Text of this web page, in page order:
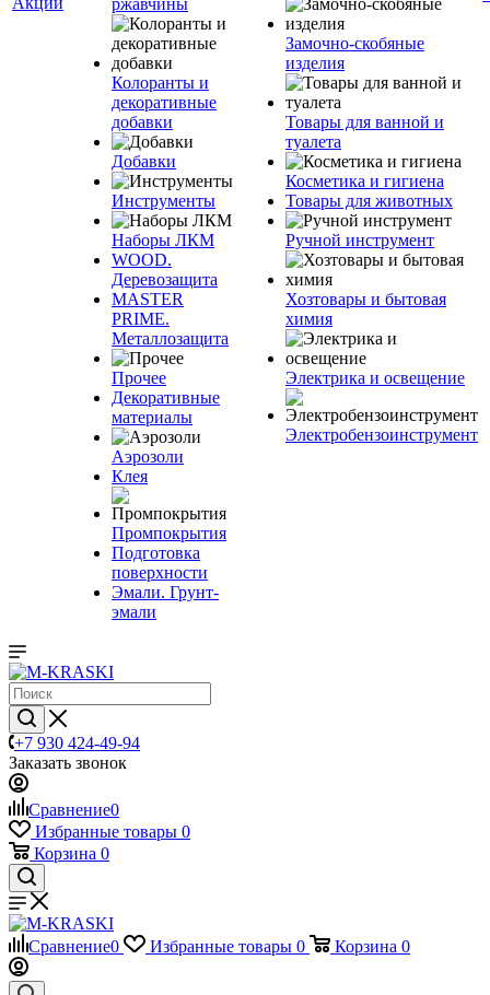
ржавчины
Колоранты и
декоративные
добавки
Добавки
Инструменты
Наборы ЛКМ
WOOD.
Деревозащита
MASTER
PRIME.
Металлозащита
Прочее
Декоративные
материалы
Аэрозоли
Клея
Промпокрытия
Подготовка
поверхности
Эмали. Грунт-
эмали
Замочно-скобяные
изделия
Товары для ванной и
туалета
Косметика и гигиена
Товары для животных
Ручной инструмент
Хозтовары и бытовая
химия
Электрика и освещение
Электробензоинструмент
+7 930 424-49-94
Заказать звонок
Сравнение0
Избранные товары 0
Корзина 0
Сравнение0 Избранные товары 0 Корзина 0